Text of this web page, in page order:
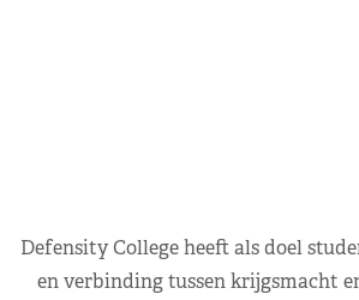
Defensity College heeft als doel
en verbinding tussen krijgsmacht